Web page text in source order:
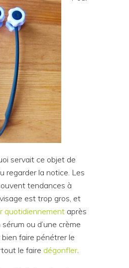
servait ce objet de
regarder la notice. Les
tendances à
est trop gros, et
quotidiennement après
sérum ou d’une crème
faire pénétrer le
le faire dégonfler.